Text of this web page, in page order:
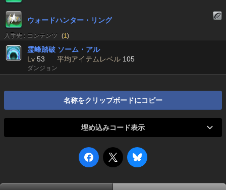
ウォードハンター・リング
入手先 : コンテンツ (1)
霊峰踏破 ソーム・アル
Lv 53 平均アイテムレベル 105
ダンジョン
名称をクリップボードにコピー
埋め込みコード表示